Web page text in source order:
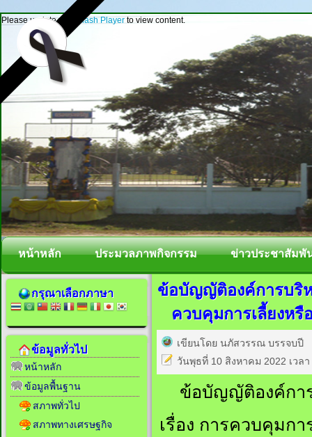
Please update your Flash Player to view content.
หน้าหลัก ประมวลภาพกิจกรรม ข่าวประชาสัมพั
ข้อบัญญัติองค์การบริห
ควบคุมการเลี้ยงห
เขียนโดย นภัสวรรณ บรรจบปี
วันพุธที่ 10 สิงหาคม 2022 เวล
ข้อบัญญัติองค์กา
เรื่อง การควบคุมก
กรุณาเลือกภาษา
ข้อมูลทั่วไป
หน้าหลัก
ข้อมูลพื้นฐาน
สภาพทั่วไป
สภาพทางเศรษฐกิจ